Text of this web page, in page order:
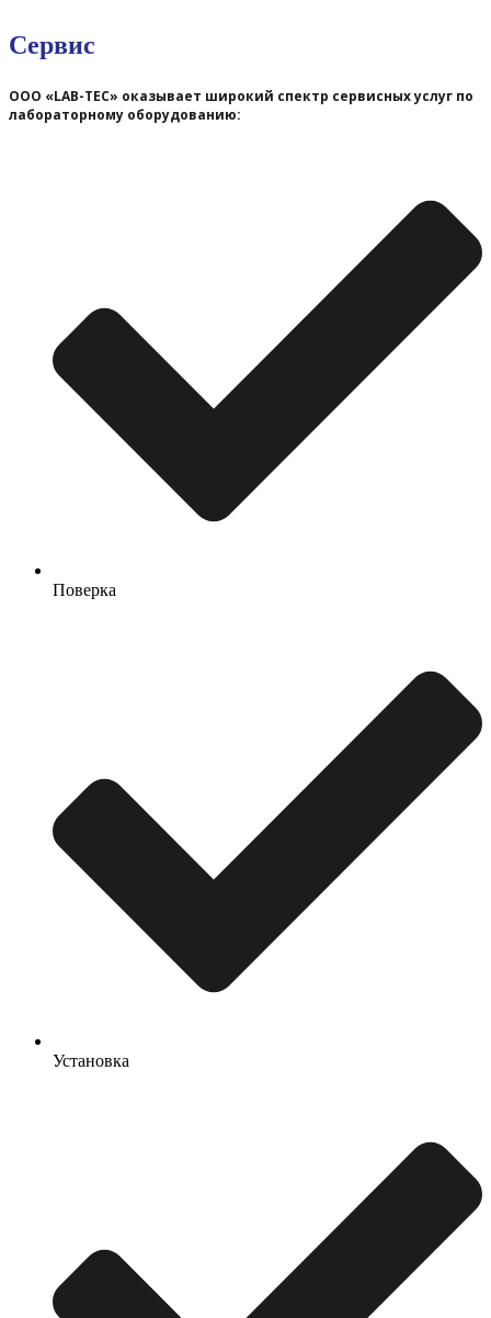
Сервис
ООО «LAB-TEC» оказывает широкий спектр сервисных услуг по
лабораторному оборудованию:
Поверка
Установка